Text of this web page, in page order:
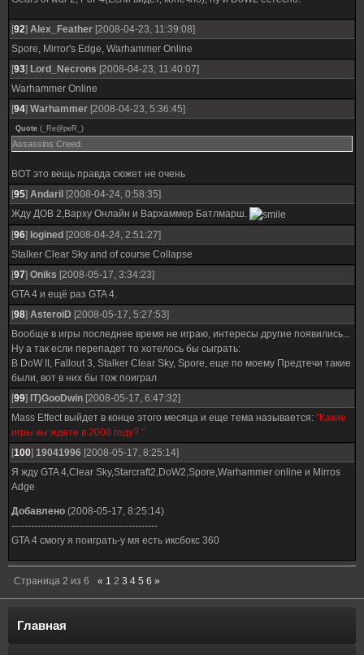
[92] Alex_Feather [2008-04-23, 11:39:08]
Spore, Mirror's Edge, Warhammer Online
[93] Lord_Necrons [2008-04-23, 11:40:07]
Warhammer Online
[94] Warhammer [2008-04-23, 5:36:45]
Quote ( _Re@peR_ )
Assassins Creed.
ВОТ это вещь правда сюжет не очень
[95] Andaril [2008-04-24, 0:58:35]
Жду ДОВ 2,Варху Онлайн и Вархаммер Батлмарш.
[96] logined [2008-04-24, 2:51:27]
Stalker Clear Sky and of course Collapse
[97] Oniks [2008-05-17, 3:34:23]
GTA 4 и ещё раз GTA 4.
[98] AsteroiD [2008-05-17, 5:27:53]
Вообще в игры последнее время не играю, интересы другие появились...
Ну а так если перепадет то хотелось бы сыграть:
В DoW II, Fallout 3, Stalker Clear Sky, Spore, еще по моему Предтечи такие
были, вот в них бы тож поиграл
[99] IT)GooDwin [2008-05-17, 6:47:32]
Mass Effect выйдет в конце этого месяца и еще тема называется: "Какие
игры вы ждете в 2008 году? "
[100] 19041996 [2008-05-17, 8:25:14]
Я жду GTA 4,Clear Sky,Starcraft2,DoW2,Spore,Warhammer online и Mirros
Adge
Добавлено (2008-05-17, 8:25:14)
---------------------------------------------
GTA 4 смогу я поиграть-у мя есть иксбокс 360
Страница 2 из 6 « 1 2 3 4 5 6 »
Главная